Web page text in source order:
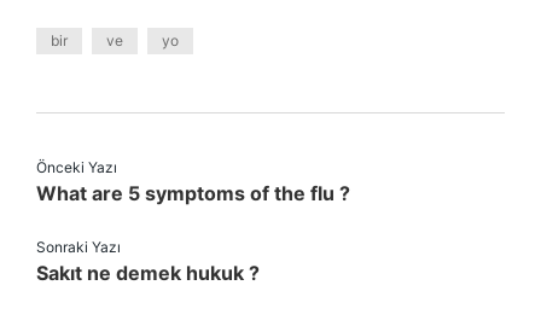
bir ve yo
Önceki Yazı
What are 5 symptoms of the flu ?
Sonraki Yazı
Sakıt ne demek hukuk ?